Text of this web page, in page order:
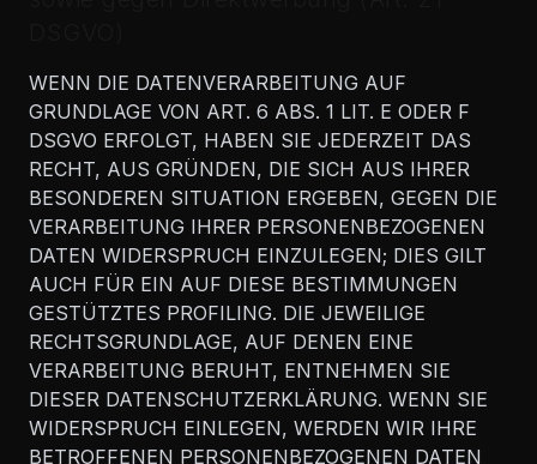
WENN DIE DATENVERARBEITUNG AUF
GRUNDLAGE VON ART. 6 ABS. 1 LIT. E ODER F
DSGVO ERFOLGT, HABEN SIE JEDERZEIT DAS
RECHT, AUS GRÜNDEN, DIE SICH AUS IHRER
BESONDEREN SITUATION ERGEBEN, GEGEN DIE
VERARBEITUNG IHRER PERSONENBEZOGENEN
DATEN WIDERSPRUCH EINZULEGEN; DIES GILT
AUCH FÜR EIN AUF DIESE BESTIMMUNGEN
GESTÜTZTES PROFILING. DIE JEWEILIGE
RECHTSGRUNDLAGE, AUF DENEN EINE
VERARBEITUNG BERUHT, ENTNEHMEN SIE
DIESER DATENSCHUTZERKLÄRUNG. WENN SIE
WIDERSPRUCH EINLEGEN, WERDEN WIR IHRE
BETROFFENEN PERSONENBEZOGENEN DATEN